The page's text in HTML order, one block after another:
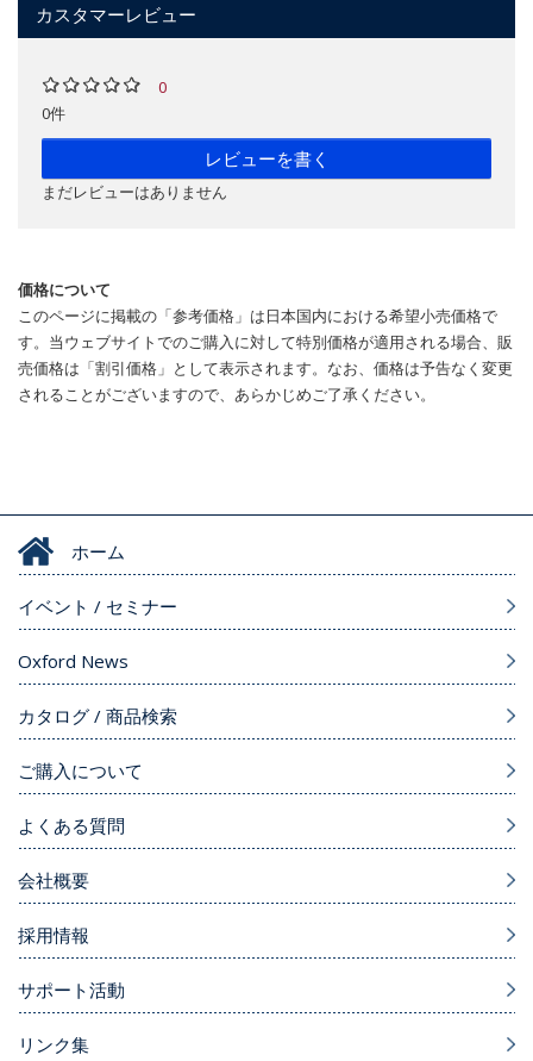
カスタマーレビュー
0
0件
レビューを書く
まだレビューはありません
価格について
このページに掲載の「参考価格」は日本国内における希望小売価格で
す。当ウェブサイトでのご購入に対して特別価格が適用される場合、販
売価格は「割引価格」として表示されます。なお、価格は予告なく変更
されることがございますので、あらかじめご了承ください。
ホーム
イベント / セミナー
Oxford News
カタログ / 商品検索
ご購入について
よくある質問
会社概要
採用情報
サポート活動
リンク集